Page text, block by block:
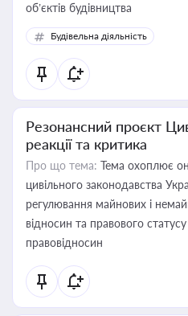
об’єктів будівництва
Будівельна діяльність
Резонансний проєкт
реакції та критика
Про що тема: Тема охоплює
цивільного законодавства
регулювання майнових і
відносин та правового
правовідносин